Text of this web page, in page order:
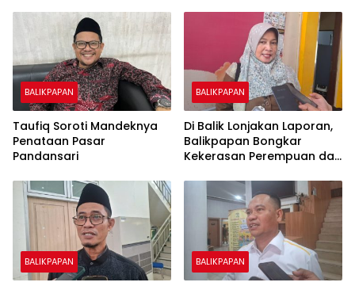
BALIKPAPAN
Taufiq Soroti Mandeknya
Penataan Pasar
Pandansari
BALIKPAPAN
Di Balik Lonjakan Laporan,
Balikpapan Bongkar
Kekerasan Perempuan dan
BALIKPAPAN BALIKPAPAN